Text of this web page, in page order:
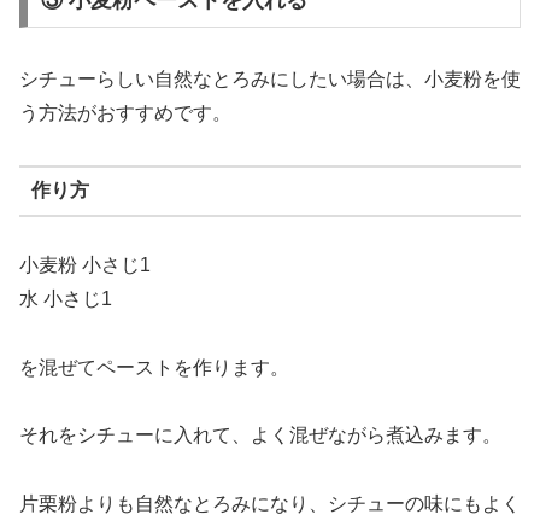
シチューらしい自然なとろみに したい場合は、 小麦粉を使
う 方法がおすすめです。
作り方
小麦粉 小さじ1
水 小さじ1
を混ぜてペースト を作り ます。
それをシチューに入れて、 よく 混ぜながら煮込み ます。
片栗粉より も 自然なとろみになり、 シチューの味に も よく